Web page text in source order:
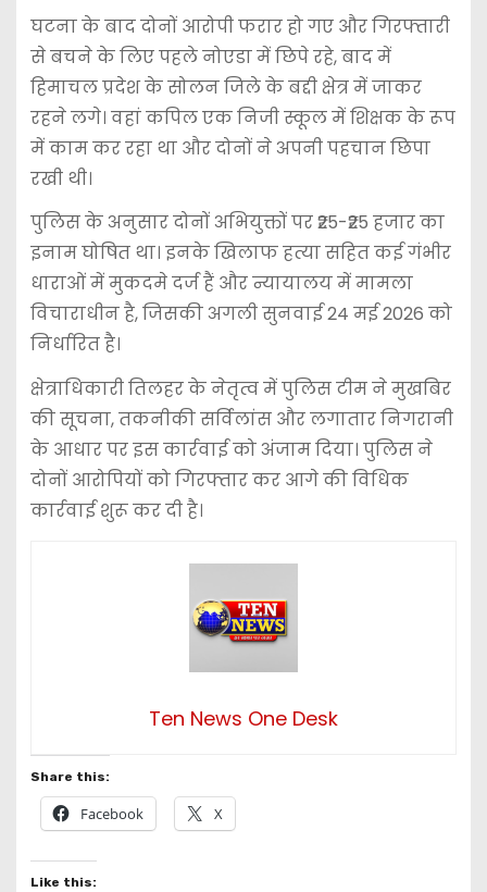
घटना के बाद दोनों आरोपी फरार हो गए और गिरफ्तारी
से बचने के लिए पहले नोएडा में छिपे रहे, बाद में
हिमाचल प्रदेश के सोलन जिले के बद्दी क्षेत्र में जाकर
रहने लगे। वहां कपिल एक निजी स्कूल में शिक्षक के रूप
में काम कर रहा था और दोनों ने अपनी पहचान छिपा
रखी थी।
पुलिस के अनुसार दोनों अभियुक्तों पर ₹25-₹25 हजार का
इनाम घोषित था। इनके खिलाफ हत्या सहित कई गंभीर
धाराओं में मुकदमे दर्ज हैं और न्यायालय में मामला
विचाराधीन है, जिसकी अगली सुनवाई 24 मई 2026 को
निर्धारित है।
क्षेत्राधिकारी तिलहर के नेतृत्व में पुलिस टीम ने मुखबिर
की सूचना, तकनीकी सर्विलांस और लगातार निगरानी
के आधार पर इस कार्रवाई को अंजाम दिया। पुलिस ने
दोनों आरोपियों को गिरफ्तार कर आगे की विधिक
कार्रवाई शुरू कर दी है।
Ten News One Desk
Share this:
Facebook X
Like this: